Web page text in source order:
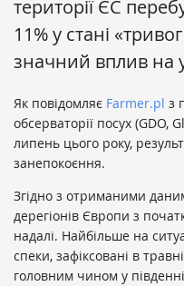
території ЄС
11% у стані
значний вплив на
Як повідомляє Farmer.pl з
обсерваторії посух
липень цього року,
занепокоєння.
Згідно з отриманими
дерегіонів Європи з
надалі. Найбільше на
спеки, зафіксовані в
головним чином у